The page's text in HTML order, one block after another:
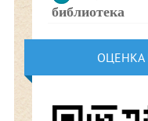
библиотека
ОЦЕНКА